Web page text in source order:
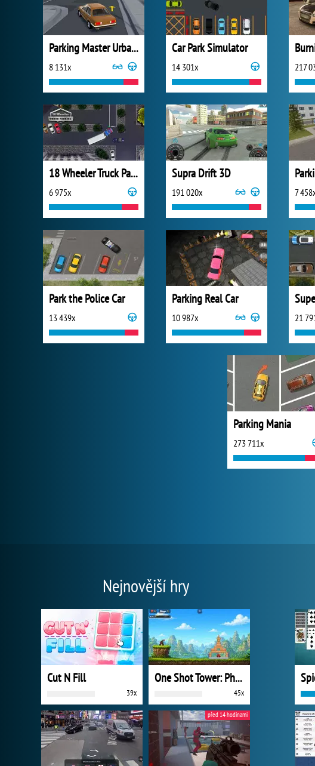
Parking Master Urban Challenges
8 131x
Car Park Simulator
14 301x 217
18 Wheeler Truck Parking
6 975x
Supra Drift 3D
191 020x 7
Park the Police Car
13 439x
Parking Real Car
10 987x 21
Parking Mania
273 711x
Nejnovější hry
Cut N Fill
39x
One Shot Tower: Physics Destroyer
45x
před 14 hodinami